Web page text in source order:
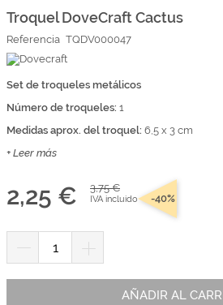
Top Ventas
Somos Kimidori
comienzo
la
galería
de
imágenes
Troquel DoveCraft Cactus
Referencia TQDV000047
Set de troqueles metálicos
Número de troqueles: 1
Medidas aprox. del troquel: 6,5 x 3 cm
+ Leer más
2,25 € 3,75 €
IVA incluido -40%
AÑADIR AL